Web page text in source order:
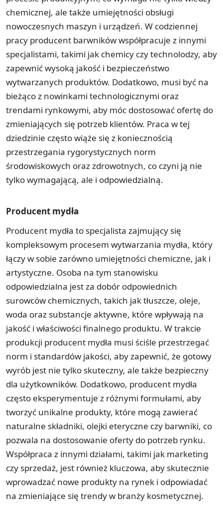
chemicznej, ale także umiejętności obsługi
nowoczesnych maszyn i urządzeń. W codziennej
pracy producent barwników współpracuje z innymi
specjalistami, takimi jak chemicy czy technolodzy, aby
zapewnić wysoką jakość i bezpieczeństwo
wytwarzanych produktów. Dodatkowo, musi być na
bieżąco z nowinkami technologicznymi oraz
trendami rynkowymi, aby móc dostosować ofertę do
zmieniających się potrzeb klientów. Praca w tej
dziedzinie często wiąże się z koniecznością
przestrzegania rygorystycznych norm
środowiskowych oraz zdrowotnych, co czyni ją nie
tylko wymagającą, ale i odpowiedzialną.
Producent mydła
Producent mydła to specjalista zajmujący się
kompleksowym procesem wytwarzania mydła, który
łączy w sobie zarówno umiejętności chemiczne, jak i
artystyczne. Osoba na tym stanowisku
odpowiedzialna jest za dobór odpowiednich
surowców chemicznych, takich jak tłuszcze, oleje,
woda oraz substancje aktywne, które wpływają na
jakość i właściwości finalnego produktu. W trakcie
produkcji producent mydła musi ściśle przestrzegać
norm i standardów jakości, aby zapewnić, że gotowy
wyrób jest nie tylko skuteczny, ale także bezpieczny
dla użytkowników. Dodatkowo, producent mydła
często eksperymentuje z różnymi formułami, aby
tworzyć unikalne produkty, które mogą zawierać
naturalne składniki, olejki eteryczne czy barwniki, co
pozwala na dostosowanie oferty do potrzeb rynku.
Współpraca z innymi działami, takimi jak marketing
czy sprzedaż, jest również kluczowa, aby skutecznie
wprowadzać nowe produkty na rynek i odpowiadać
na zmieniające się trendy w branży kosmetycznej.